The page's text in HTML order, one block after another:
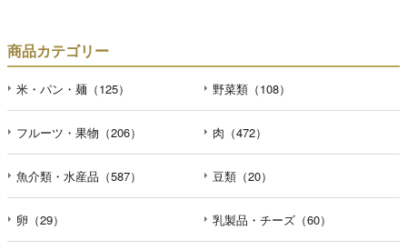
商品カテゴリー
米・パン・麺（125） 野菜類（108）
フルーツ・果物（206） 肉（472）
魚介類・水産品（587） 豆類（20）
卵（29） 乳製品・チーズ（60）